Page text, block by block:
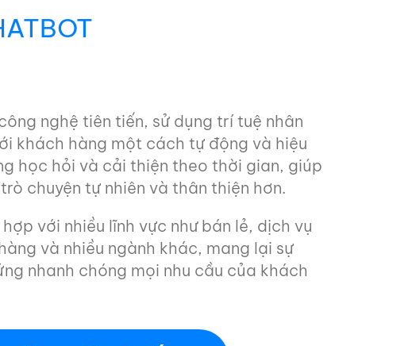
nghệ tiên tiến, sử dụng trí tuệ nhân
khách hàng một cách tự động và hiệu
học hỏi và cải thiện theo thời gian, giúp
chuyện tự nhiên và thân thiện hơn.
với nhiều lĩnh vực như bán lẻ, dịch vụ
và nhiều ngành khác, mang lại sự
nhanh chóng mọi nhu cầu của khách